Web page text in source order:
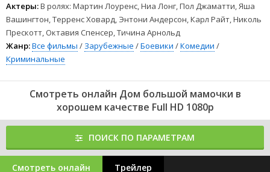
Актеры:В ролях: Мартин Лоуренс, Ниа Лонг, Пол Джаматти, Яша
Вашингтон, Терренс Ховард, Энтони Андерсон, Карл Райт, Николь
Прескотт, Октавия Спенсер, Тичина Арнольд
Жанр:Все фильмы / Зарубежные /Боевики /Комедии /
Криминальные
Смотреть онлайн Дом большой мамочки в
хорошем качестве Full HD 1080p
ПОИСК ПО ПАРАМЕТРАМ
Смотреть онлайн Трейлер